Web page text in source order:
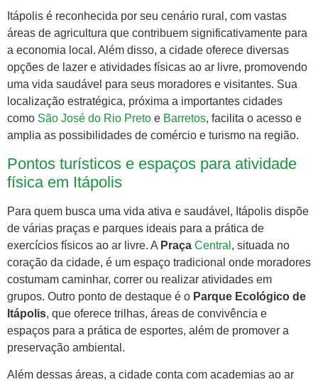
Itápolis é reconhecida por seu cenário rural, com vastas
áreas de agricultura que contribuem significativamente para
a economia local. Além disso, a cidade oferece diversas
opções de lazer e atividades físicas ao ar livre, promovendo
uma vida saudável para seus moradores e visitantes. Sua
localização estratégica, próxima a importantes cidades
como São José do Rio Preto e Barretos, facilita o acesso e
amplia as possibilidades de comércio e turismo na região.
Pontos turísticos e espaços para atividade
física em Itápolis
Para quem busca uma vida ativa e saudável, Itápolis dispõe
de várias praças e parques ideais para a prática de
exercícios físicos ao ar livre. A Praça Central , situada no
coração da cidade, é um espaço tradicional onde moradores
costumam caminhar, correr ou realizar atividades em
grupos. Outro ponto de destaque é o Parque Ecológico de
Itápolis, que oferece trilhas, áreas de convivência e
espaços para a prática de esportes, além de promover a
preservação ambiental.
Além dessas áreas, a cidade conta com academias ao ar